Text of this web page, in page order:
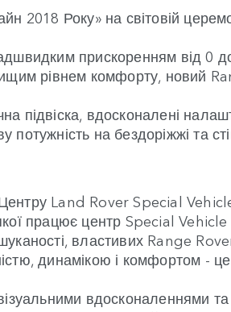
2018 Року» на світовій
прискоренням від
рівнем комфорту, новий
підвіска, вдосконалені
на бездоріжжі та
Land Rover Special
працює центр Special
властивих Range
динамікою і комфортом - це
вдосконаленнями